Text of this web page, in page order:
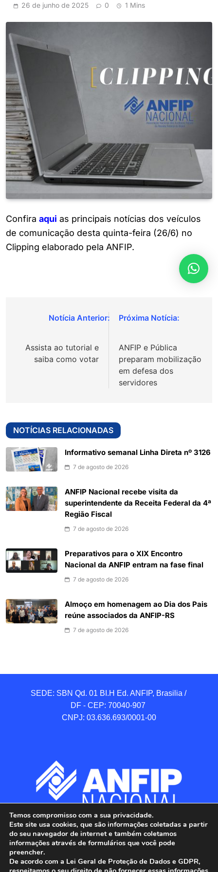
26 de junho de 2025 0 1 Mins
Confira aqui as principais notícias dos veículos
de comunicação desta quinta-feira (26/6) no
Clipping elaborado pela ANFIP.
Navegação
Post
Assista ao tutorial e
saiba como votar
ANFIP e Pública
preparam mobilização
em defesa dos
servidores
NOTÍCIAS RELACIONADAS
Informativo semanal Linha Direta nº 3126
7 de agosto de 2026
ANFIP Nacional recebe visita da
superintendente da Receita Federal da 4ª
Região Fiscal
7 de agosto de 2026
Preparativos para o XIX Encontro
Nacional da ANFIP entram na fase final
7 de agosto de 2026
Almoço em homenagem ao Dia dos Pais
reúne associados da ANFIP-RS
7 de agosto de 2026
SEDE: SBN Qd. 01 BI.H Ed. ANFIP, Brasilia /
DF - CEP: 70040-907
CNPJ: 03.636.693/0001-00
Temos compromisso com a sua privacidade.
Este site usa cookies, que são informações coletadas a partir
do seu navegador de internet e também coletamos
informações através de formulários que você pode
preencher.
De acordo com a Lei Geral de Proteção de Dados e GDPR,